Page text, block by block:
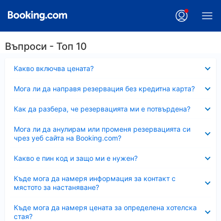
Въпроси - Топ 10
Какво включва цената?
Мога ли да направя резервация без кредитна карта?
Как да разбера, че резервацията ми е потвърдена?
Мога ли да анулирам или променя резервацията си
чрез уеб сайта на Booking.com?
Какво е пин код и защо ми е нужен?
Къде мога да намеря информация за контакт с
мястото за настаняване?
Къде мога да намеря цената за определена хотелска
стая?